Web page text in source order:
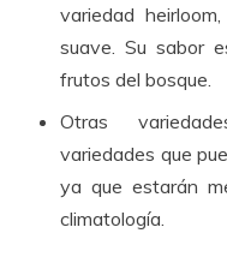
variedad
suave. Su sabor
frutos del bosque.
Otras
variedades que
ya que estarán
climatología.